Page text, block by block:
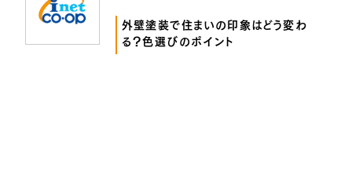
外壁塗装で住まいの印象はどう変わ
る？色選びのポイント